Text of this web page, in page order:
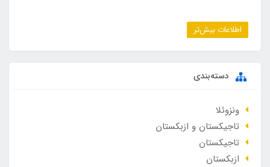
اطلاعات بیش‌تر
دسته‌بندی
ونزوئلا
تاجیکستان و ازبکستان
تاجیکستان
ازبکستان